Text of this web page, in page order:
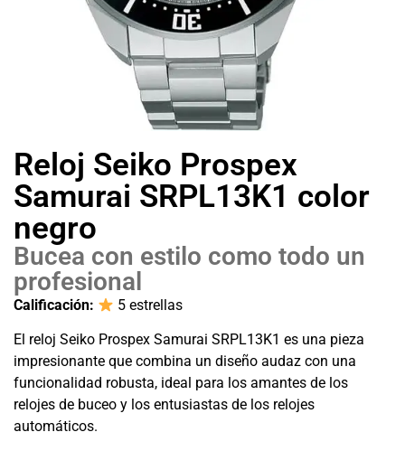
Reloj Seiko Prospex
Samurai SRPL13K1 color
negro
Bucea con estilo como todo un
profesional
Calificación:
5 estrellas
El reloj Seiko Prospex Samurai SRPL13K1 es una pieza
impresionante que combina un diseño audaz con una
funcionalidad robusta, ideal para los amantes de los
relojes de buceo y los entusiastas de los relojes
automáticos.